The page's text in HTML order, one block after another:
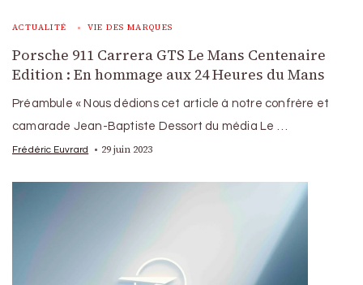
ACTUALITÉ VIE DES MARQUES
Porsche 911 Carrera GTS Le Mans Centenaire
Edition : En hommage aux 24 Heures du Mans
Préambule « Nous dédions cet article à notre confrère et
camarade Jean-Baptiste Dessort du média Le …
Frédéric Euvrard 29 juin 2023